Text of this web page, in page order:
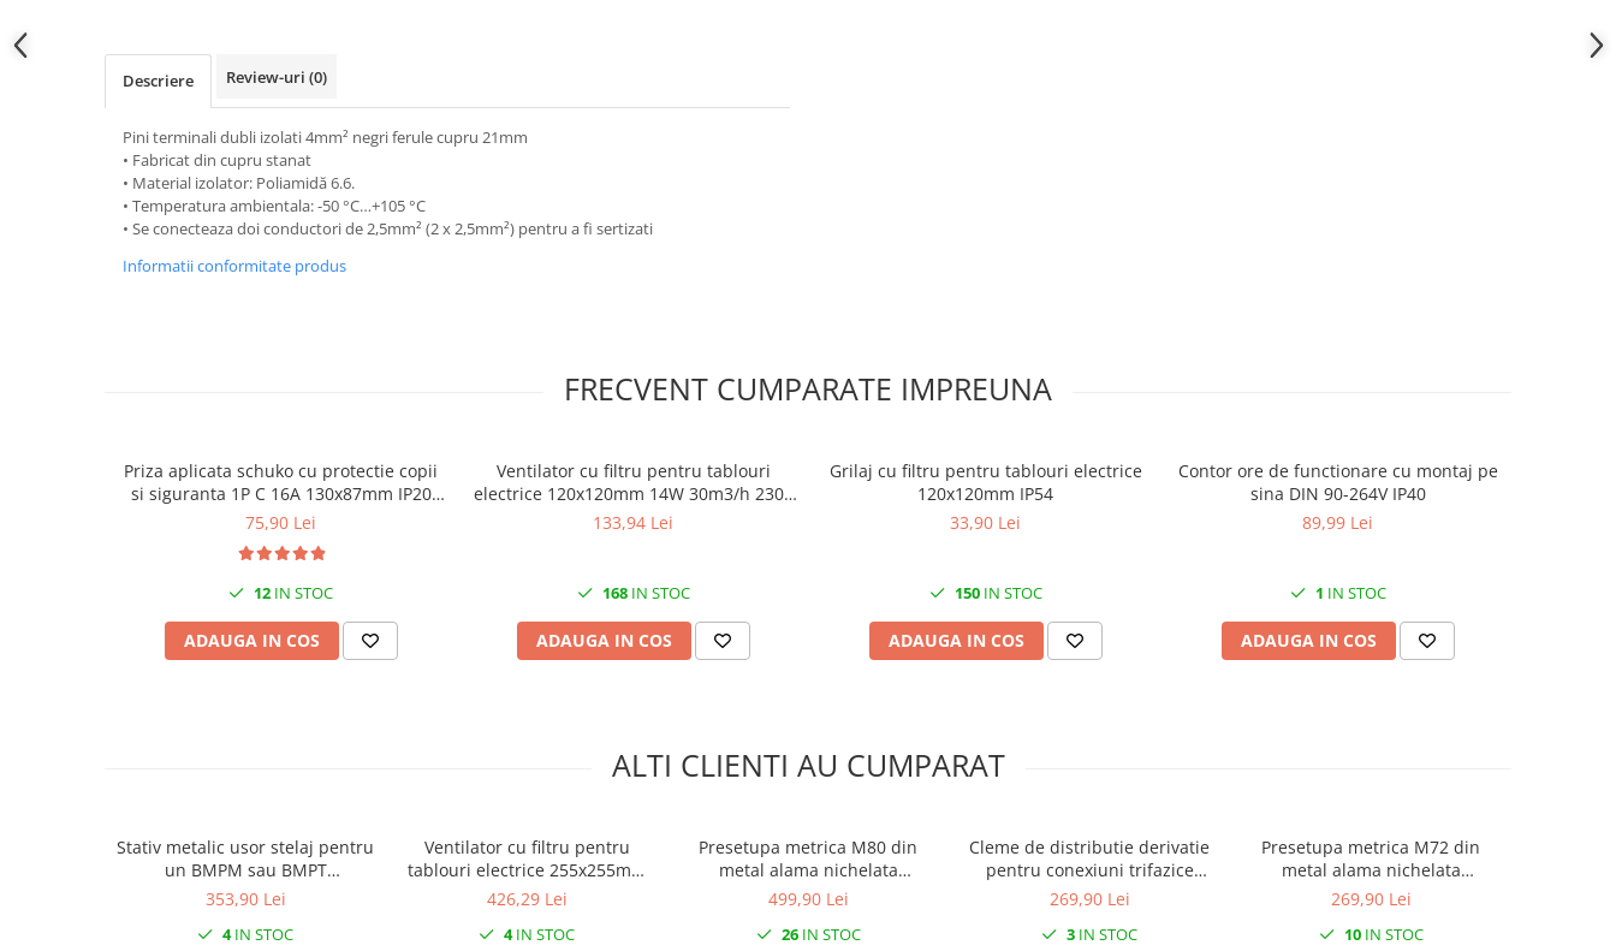
Doze electrice
Doze aplicate
Doze din plastic
Doze aluminiu
Doze incastrate
Prize si fise trifazice
Trasee electrice
Prize si fise electrice
Accesorii electrice
Intrerupatoarea industriale
Sisteme de impamantare -
Descriere Review-uri (0)
Pini terminali dubli izolati 4mm² negri ferule cupru 21mm
• Fabricat din cupru stanat
• Material izolator: Poliamidă 6.6.
• Temperatura ambientala: -50 °C…+105 °C
• Se conecteaza doi conductori de 2,5mm² (2 x 2,5mm²) pentru a fi sertizati
Informatii conformitate produs
FRECVENT CUMPARATE IMPREUNA
Priza aplicata schuko cu protectie copii
si siguranta 1P C 16A 130x87mm IP20
230V AC 50/60Hz
75,90 Lei
12 IN STOC
ADAUGA IN COS
Ventilator cu filtru pentru tablouri
electrice 120x120mm 14W 30m3/h 230V
IP54
133,94 Lei
168IN STOC
ADAUGA IN COS
Grilaj cu filtru pentru tablouri electrice
120x120mm IP54
33,90 Lei
150IN STOC
ADAUGA IN COS
Contor ore de functionare cu montaj pe
sina DIN 90-264V IP40
89,99 Lei
1 IN STOC
ADAUGA IN COS
ALTI CLIENTI AU CUMPARAT
Stativ metalic usor stelaj pentru
un BMPM sau BMPT
2000x300mm
353,90 Lei
4IN STOC
Ventilator cu filtru pentru
tablouri electrice 255x255mm
47W 520m3 230V IP54
426,29 Lei
4IN STOC
Presetupa metrica M80 din
metal alama nichelata
diametru 55-62mm IP68
499,90 Lei
26IN STOC
Cleme de distributie derivatie
pentru conexiuni trifazice
25mm²/35mm² Cu-Al montaj pe
pol/clema
269,90 Lei
3 IN STOC
Presetupa metrica M72 din
metal alama nichelata
diametru 42-52mm IP68
269,90 Lei
10IN STOC